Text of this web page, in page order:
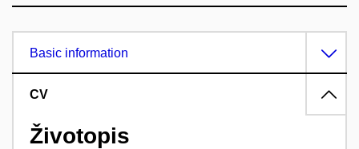
Basic information
CV
Životopis